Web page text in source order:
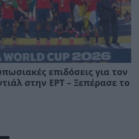
επιδόσεις για τον
στην ΕΡΤ – Ξεπέρασε το